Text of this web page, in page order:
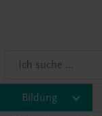
Bildung